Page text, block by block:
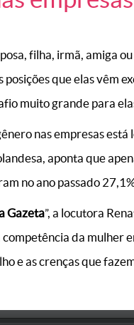
filha, irmã, amiga
posições que elas
muito grande para
nas empresas
aponta que
no ano passado
Gazeta”, a locutora
competência da
e as crenças que